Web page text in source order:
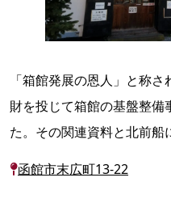
「箱館発展の恩人」と称
財を投じて箱館の基盤整備
た。その関連資料と北前船
函館市末広町13-22